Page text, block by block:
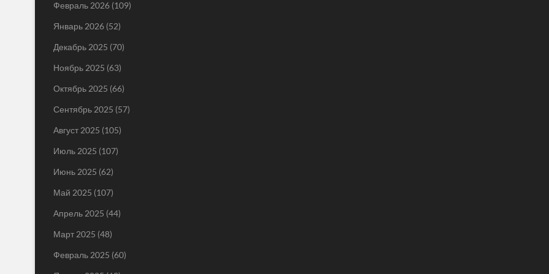
Февраль 2026 (109)
Январь 2026 (52)
Декабрь 2025 (70)
Ноябрь 2025 (63)
Октябрь 2025 (66)
Сентябрь 2025 (57)
Август 2025 (105)
Июль 2025 (107)
Июнь 2025 (62)
Май 2025 (107)
Апрель 2025 (44)
Март 2025 (48)
Февраль 2025 (60)